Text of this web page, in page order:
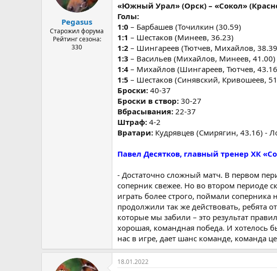
Pegasus
Старожил форума
Рейтинг сезона:
330
«Южный Урал» (Орск) – «Сокол»
Голы:
1:0 – Барбашев (Точилкин (30.59)
1:1 – Шестаков (Минеев, 36.23)
1:2 – Шингареев (Тютчев, Михайлов,
1:3 – Васильев (Михайлов, Минеев, 41.00)
1:4 – Михайлов (Шингареев, Тютчев,
1:5 – Шестаков (Синявский, Кривошеев,
Броски: 40-37
Броски в створ: 30-27
Вбрасывания: 22-37
Штраф: 4-2
Вратари: Кудрявцев (Смирягин, 43.16) -
Павел Десятков, главный тренер ХК
- Достаточно сложный матч. В первом
соперник свежее. Но во втором периоде
играть более строго, поймали
продолжили так же действовать, ребята
которые мы забили – это результат
хорошая, командная победа. И хотелось
нас в игре, дает шанс команде, команда
18.01.2022